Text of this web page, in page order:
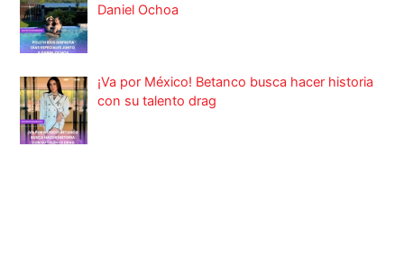
Daniel Ochoa
¡Va por México! Betanco busca hacer historia
con su talento drag